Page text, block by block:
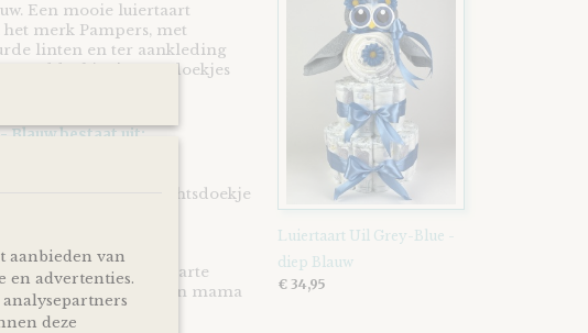
Een mooie luiertaart
merk Pampers, met
linten en ter aankleding
| spuugdoekjes
Blauw bestaat uit:
| spuugdoekje | gezichtsdoekje
zijn dus altijd van harte
net kersverse papa en mama
Luiertaart Uil Grey-Blue -
diep Blauw
€ 34,95
aanbieden van
en advertenties.
deze